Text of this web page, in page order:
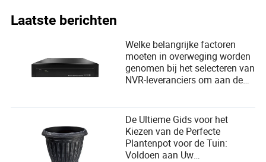
Laatste berichten
Welke belangrijke factoren
moeten in overweging worden
genomen bij het selecteren van
NVR-leveranciers om aan de
De Ultieme Gids voor het
Kiezen van de Perfecte
Plantenpot voor de Tuin:
Voldoen aan Uw